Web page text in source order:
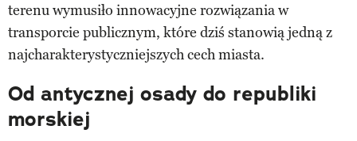
terenu wymusiło innowacyjne rozwiązania w
transporcie publicznym, które dziś stanowią jedną z
najcharakterystyczniejszych cech miasta.
Od antycznej osady do republiki
morskiej